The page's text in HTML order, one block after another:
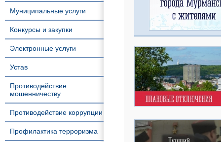
Муниципальные услуги
Конкурсы и закупки
Электронные услуги
Устав
Противодействие
мошенничеству
Противодействие коррупции
Профилактика терроризма